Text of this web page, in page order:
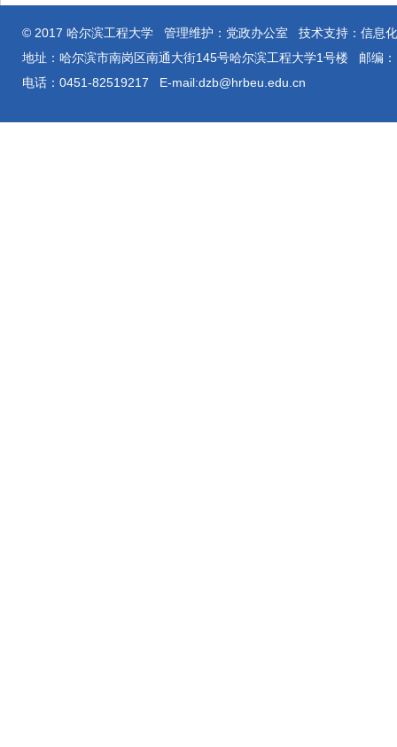
© 2017 哈尔滨工程大学 管理维护：党政办公室 技术支持：信息
地址：哈尔滨市南岗区南通大街145号哈尔滨工程大学1号楼 邮编
电话：0451-82519217 E-mail:dzb@hrbeu.edu.cn